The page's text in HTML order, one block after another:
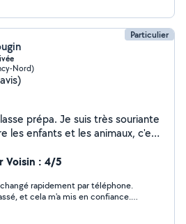
douce
donc réaliser différentes
ainsi que faire des balades si
renseignements!
Particulier
Nord)
prépa. Je suis très souriante
les enfants et les animaux, c'est
Voisin : 4/5
rapidement par téléphone.